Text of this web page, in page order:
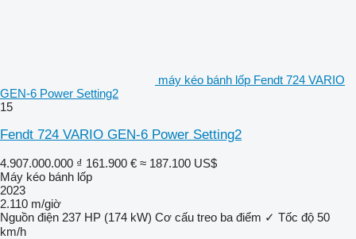
máy kéo bánh lốp Fendt 724 VARIO
GEN-6 Power Setting2
15
Fendt 724 VARIO GEN-6 Power Setting2
4.907.000.000 ₫ 161.900 € ≈ 187.100 US$
Máy kéo bánh lốp
2023
2.110 m/giờ
Nguồn điện 237 HP (174 kW) Cơ cấu treo ba điểm ✓ Tốc độ 50
km/h